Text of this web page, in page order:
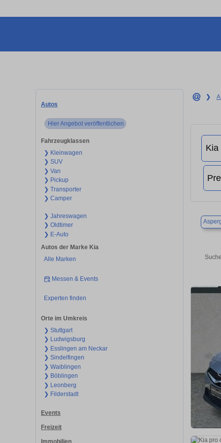
Autos
Hier Angebot veröffentlichen
Fahrzeugklassen
❯ Kleinwagen
❯ SUV
❯ Van
❯ Pickup
❯ Transporter
❯ Camper
❯ Jahreswagen
❯ Oldtimer
❯ E-Auto
Autos der Marke Kia
Alle Marken
Messen & Events
Experten finden
Orte im Umkreis
❯ Stuttgart
❯ Ludwigsburg
❯ Esslingen am Neckar
❯ Sindelfingen
❯ Waiblingen
❯ Böblingen
❯ Leonberg
❯ Filderstadt
Events
Freizeit
Immobilien
❯